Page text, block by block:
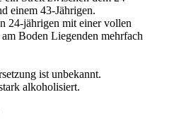
einem 43-Jährigen.
24-jährigen mit einer vollen
Boden Liegenden mehrfach
ist unbekannt.
alkoholisiert.